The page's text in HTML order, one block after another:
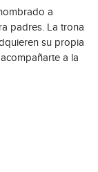
a
padres. La trona
su propia
a la